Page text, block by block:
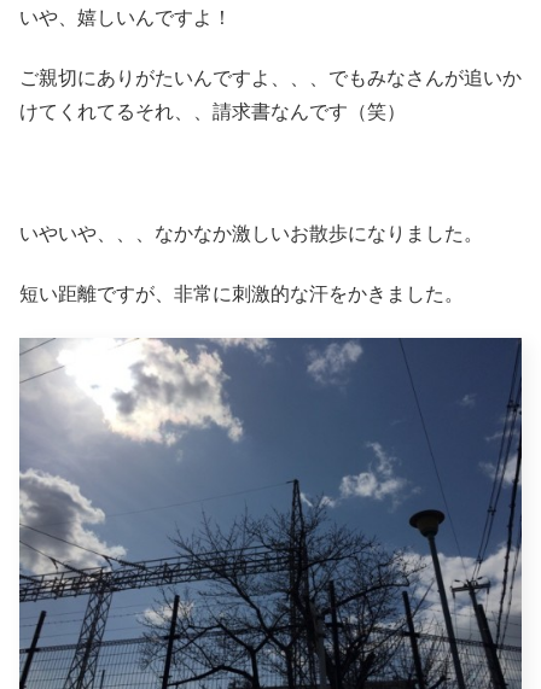
いや、嬉しいんですよ！
ご親切にありがたいんですよ、、、でもみなさんが追いか
けてくれてるそれ、、請求書なんです（笑）
いやいや、、、なかなか激しいお散歩になりました。
短い距離ですが、非常に刺激的な汗をかきました。